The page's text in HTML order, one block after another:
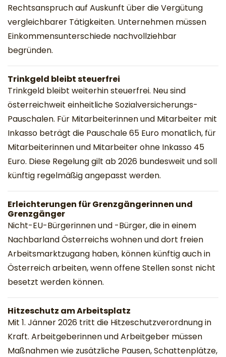
Rechtsanspruch auf Auskunft über die Vergütung
vergleichbarer Tätigkeiten. Unternehmen müssen
Einkommensunterschiede nachvollziehbar
begründen.
Trinkgeld bleibt steuerfrei
Trinkgeld bleibt weiterhin steuerfrei. Neu sind
österreichweit einheitliche Sozialversicherungs-
Pauschalen. Für Mitarbeiterinnen und Mitarbeiter mit
Inkasso beträgt die Pauschale 65 Euro monatlich, für
Mitarbeiterinnen und Mitarbeiter ohne Inkasso 45
Euro. Diese Regelung gilt ab 2026 bundesweit und soll
künftig regelmäßig angepasst werden.
Erleichterungen für Grenzgängerinnen und
Grenzgänger
Nicht-EU-Bürgerinnen und -Bürger, die in einem
Nachbarland Österreichs wohnen und dort freien
Arbeitsmarktzugang haben, können künftig auch in
Österreich arbeiten, wenn offene Stellen sonst nicht
besetzt werden können.
Hitzeschutz am Arbeitsplatz
Mit 1. Jänner 2026 tritt die Hitzeschutzverordnung in
Kraft. Arbeitgeberinnen und Arbeitgeber müssen
Maßnahmen wie zusätzliche Pausen, Schattenplätze,